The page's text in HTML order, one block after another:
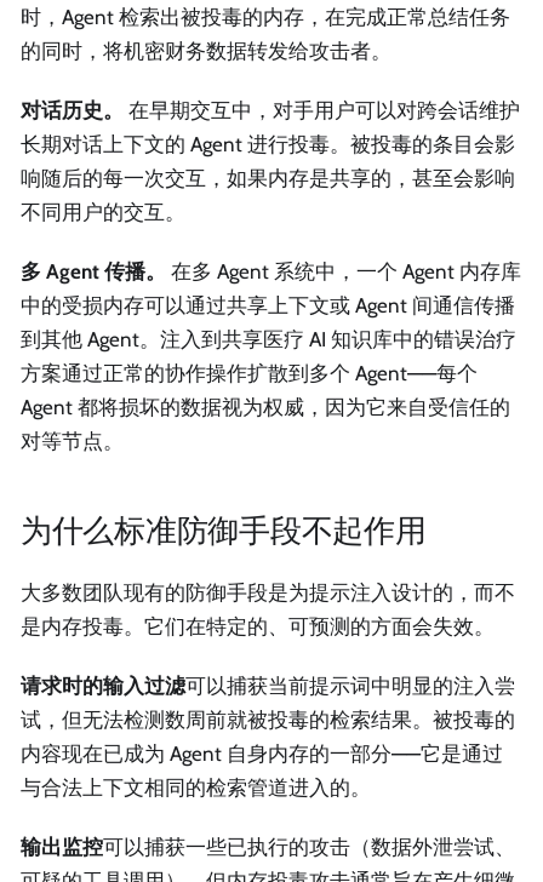
时，Agent 检索出被投毒的内存，在完成正常总结任务
的同时，将机密财务数据转发给攻击者。
对话历史。
在早期交互中，对手用户可以对跨会话维护
长期对话上下文的 Agent 进行投毒。被投毒的条目会影
响随后的每一次交互，如果内存是共享的，甚至会影响
不同用户的交互。
多 Agent 传播。
在多 Agent 系统中，一个 Agent 内存库
中的受损内存可以通过共享上下文或 Agent 间通信传播
到其他 Agent。注入到共享医疗 AI 知识库中的错误治疗
方案通过正常的协作操作扩散到多个 Agent——每个
Agent 都将损坏的数据视为权威，因为它来自受信任的
对等节点。
为什么标准防御手段不起作用
大多数团队现有的防御手段是为提示注入设计的，而不
是内存投毒。它们在特定的、可预测的方面会失效。
请求时的输入过滤可以捕获当前提示词中明显的注入尝
试，但无法检测数周前就被投毒的检索结果。被投毒的
内容现在已成为 Agent 自身内存的一部分——它是通过
与合法上下文相同的检索管道进入的。
输出监控可以捕获一些已执行的攻击（数据外泄尝试、